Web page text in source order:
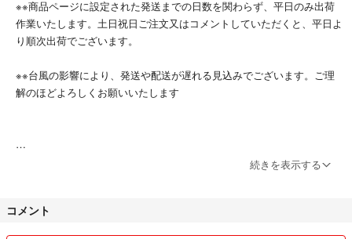
※※商品ページに設定された発送までの日数を関わらず、平日のみ出荷
作業いたします。土日祝日ご注文又はコメントしていただくと、平日よ
り順次出荷でございます。
※※台風の影響により、発送や配送が遅れる見込みでございます。ご理
解のほどよろしくお願いいたします
★化粧品メインとして出品してます。即購入大歓迎です^o^
とご了承のほどよろしくお願いいたします。
続きを表示する
コメント